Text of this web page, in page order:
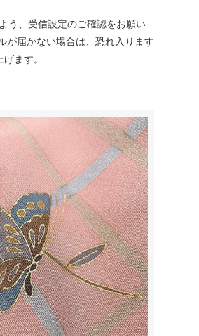
う、受信設定のご確認をお願い
が届かない場合は、恐れ入ります
ます。